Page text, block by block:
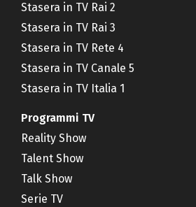
Stasera in TV Rai 2
Stasera in TV Rai 3
Stasera in TV Rete 4
Stasera in TV Canale 5
Stasera in TV Italia 1
Programmi TV
Reality Show
Talent Show
Talk Show
Serie TV